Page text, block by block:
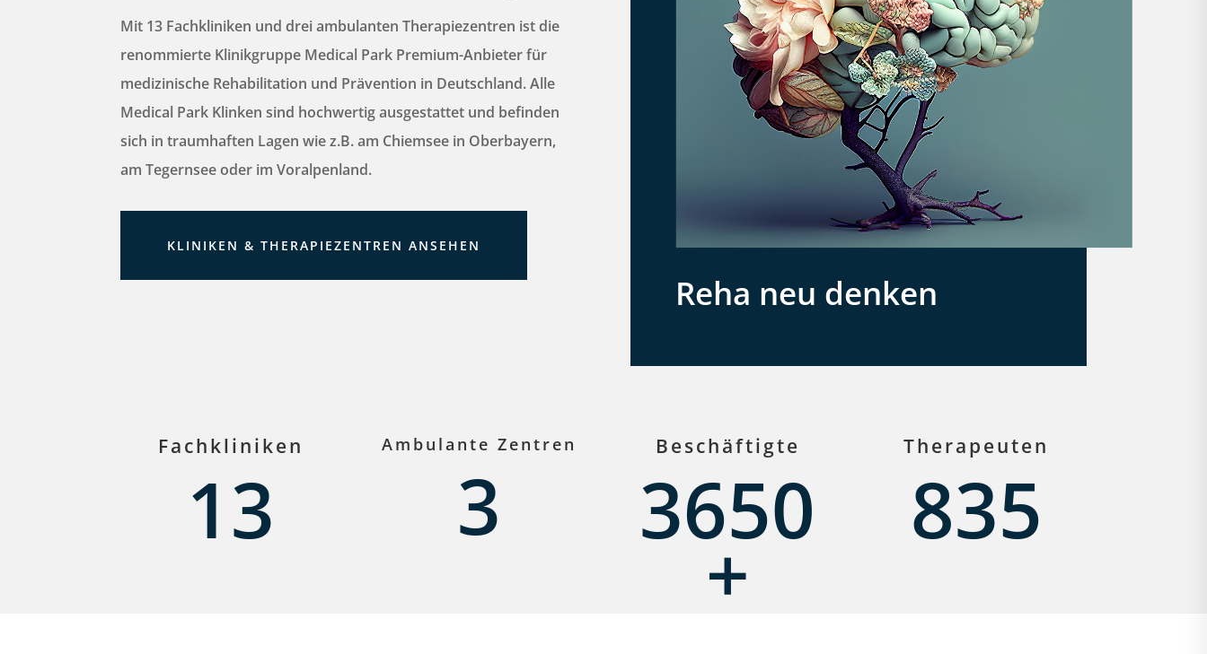
Mit 13 Fachkliniken und drei ambulanten Therapiezentren ist die
renommierte Klinikgruppe Medical Park Premium-Anbieter für
medizinische Rehabilitation und Prävention in Deutschland. Alle
Medical Park Klinken sind hochwertig ausgestattet und befinden
sich in traumhaften Lagen wie z.B. am Chiemsee in Oberbayern,
am Tegernsee oder im Voralpenland.
KLINIKEN & THERAPIEZENTREN ANSEHEN
Reha neu denken
Fachkliniken
13
Ambulante Zentren
3
Beschäftigte
3650
+
Therapeuten
835